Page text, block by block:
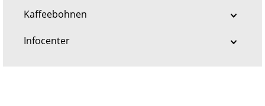
Kaffeebohnen
Infocenter